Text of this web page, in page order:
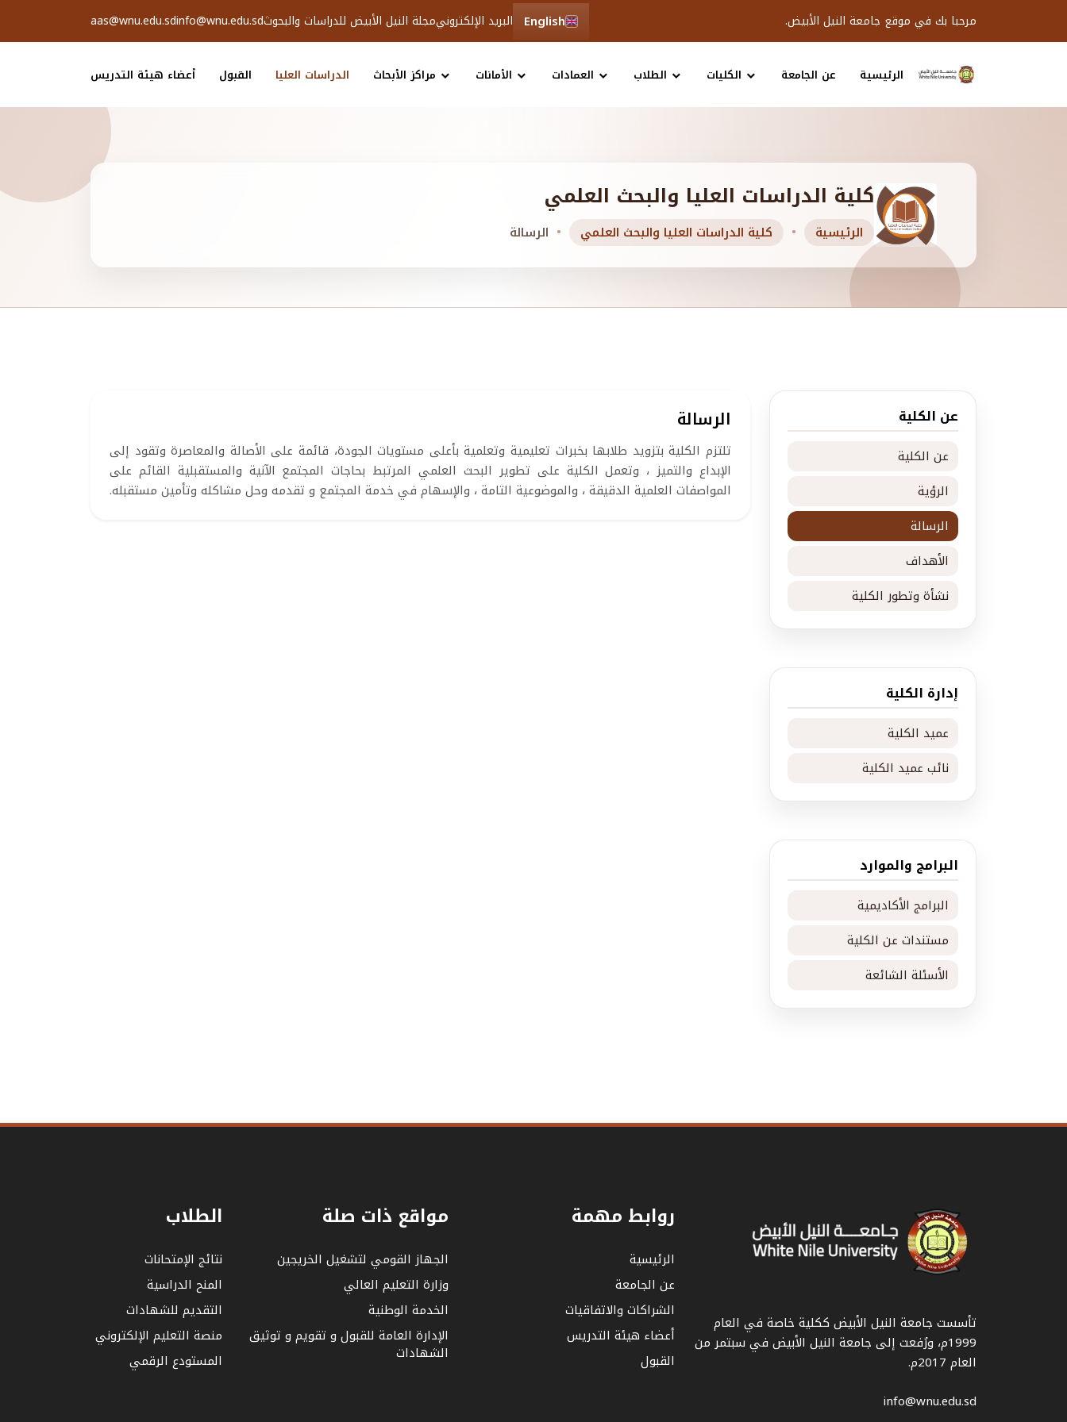
مرحبا بك في موقع جامعة النيل الأبيض. English البريد الإلكترونيمجلة النيل الأبيض للدراسات والبحوثinfo@wnu.edu.sd
aas@wnu.edu.sd
الرئيسية عن الجامعة الكليات الطلاب العمادات الأمانات مراكز الأبحاث الدراسات العليا القبول أعضاء هيئة التدريس
كلية الدراسات العليا والبحث العلمي
الرئيسية كلية الدراسات العليا والبحث العلمي الرسالة
عن الكلية
عن الكلية
الرؤية
الرسالة
الأهداف
نشأة وتطور الكلية
إدارة الكلية
عميد الكلية
نائب عميد الكلية
البرامج والموارد
البرامج الأكاديمية
مستندات عن الكلية
الأسئلة الشائعة
الرسالة
تلتزم الكلية بتزويد طلابها بخبرات تعليمية وتعلمية بأعلى مستويات الجودة، قائمة على الأصالة والمعاصرة وتقود إلى
الإبداع والتميز ، وتعمل الكلية على تطوير البحث العلمي المرتبط بحاجات المجتمع الآنية والمستقبلية القائم على
المواصفات العلمية الدقيقة ، والموضوعية التامة ، والإسهام في خدمة المجتمع و تقدمه وحل مشاكله وتأمين مستقبله.
تأسست جامعة النيل الأبيض ككلية خاصة في العام
1999م، ورُفعت إلى جامعة النيل الأبيض في سبتمر من
العام 2017م.
info@wnu.edu.sd
روابط مهمة
الرئيسية
عن الجامعة
الشراكات والاتفاقيات
أعضاء هيئة التدريس
القبول
مواقع ذات صلة
الجهاز القومي لتشغيل الخريجين
وزارة التعليم العالي
الخدمة الوطنية
الإدارة العامة للقبول و تقويم و توثيق
الشهادات
الطلاب
نتائج الإمتحانات
المنح الدراسية
التقديم للشهادات
منصة التعليم الإلكتروني
المستودع الرقمي